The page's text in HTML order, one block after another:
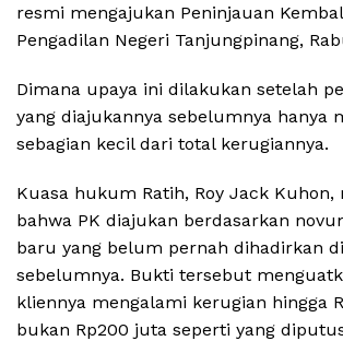
resmi mengajukan Peninjauan
Pengadilan Negeri Tanjungpinang,
Dimana upaya ini dilakukan setelah
yang diajukannya sebelumnya hanya
sebagian kecil dari total kerugiannya.
Kuasa hukum Ratih, Roy Jack Kuhon,
bahwa PK diajukan berdasarkan
baru yang belum pernah dihadirkan
sebelumnya. Bukti tersebut
kliennya mengalami kerugian hingga
bukan Rp200 juta seperti yang